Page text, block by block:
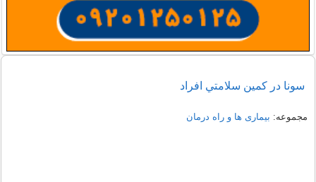
سونا در كمين سلامتي افراد
مجموعه: بیماری ها و راه درمان